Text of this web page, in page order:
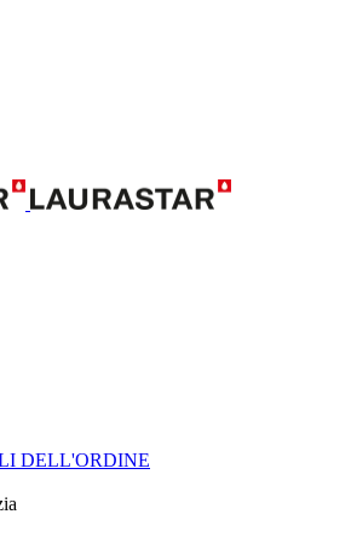
DELL'ORDINE